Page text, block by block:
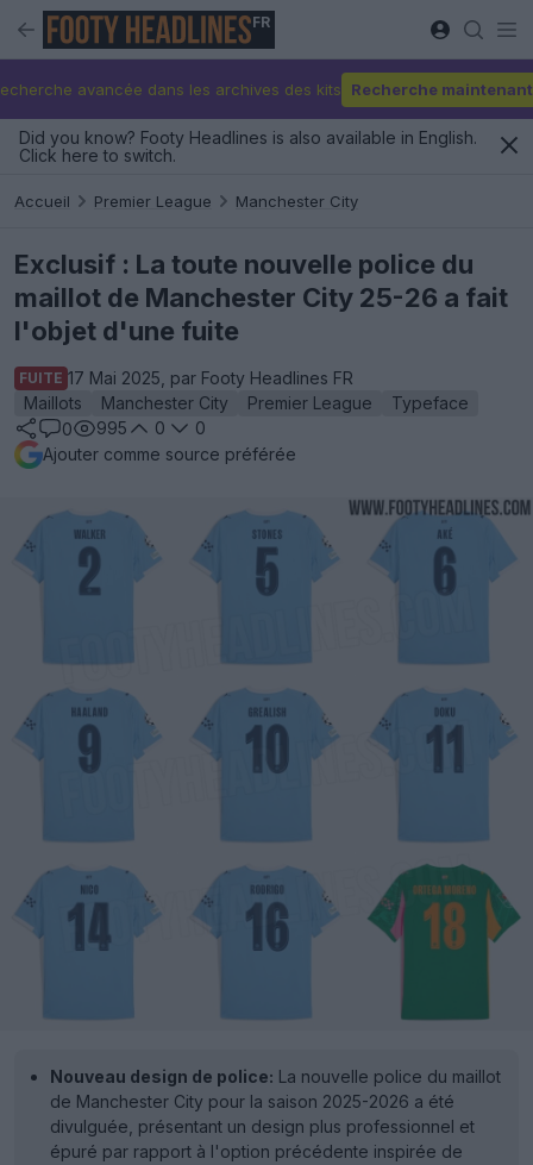
FR
avancée dans les archives des kits Recherche maintenant
Did you know? Footy Headlines is also available in English.
Click here to switch.
Accueil Premier League Manchester City
Exclusif : La toute nouvelle police du
maillot de Manchester City 25-26 a fait
l'objet d'une fuite
FUITE 17 Mai 2025, par Footy Headlines FR
Maillots
Manchester City Premier League
Typeface
0
995 0
0
Ajouter comme source préférée
Nouveau design de police: La nouvelle police du maillot
de Manchester City pour la saison 2025-2026 a été
divulguée, présentant un design plus professionnel et
épuré par rapport à l'option précédente inspirée de